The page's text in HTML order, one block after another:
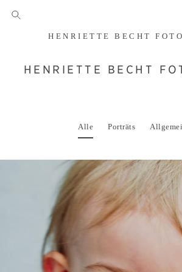
HENRIETTE BECHT
HENRIETTE BECHT
Alle Porträts